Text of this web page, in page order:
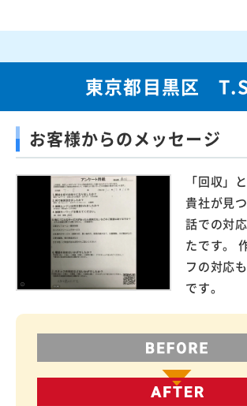
東京都目黒区
お客様からのメッセージ
「回収」
貴社が見
話での対
たです。
フの対応
です。